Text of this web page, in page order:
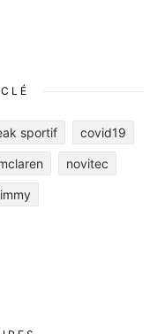
sportif covid19
novitec